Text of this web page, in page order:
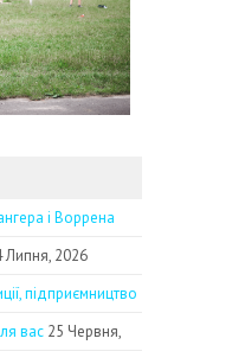
і Воррена
Липня, 2026
підприємництво
вас 25 Червня,